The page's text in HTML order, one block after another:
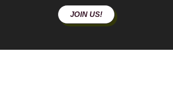
JOIN US!